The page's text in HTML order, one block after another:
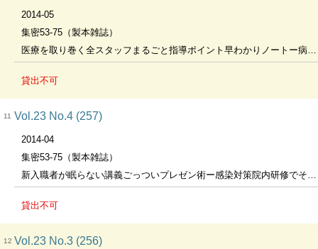
2014-05
集密53-75（製本雑誌）
医療を取り巻く全スタッフまるごと指導ポイント早わかりノートー病棟・外来・検査室における標準予防策の遵守に向けて
貸出不可
11 Vol.23 No.4 (257)
2014-04
集密53-75（製本雑誌）
新入職者が眠らない講義ごっついプレゼン術ー感染対策院内研修でそのまま使える便利教材つきー
貸出不可
12 Vol.23 No.3 (256)